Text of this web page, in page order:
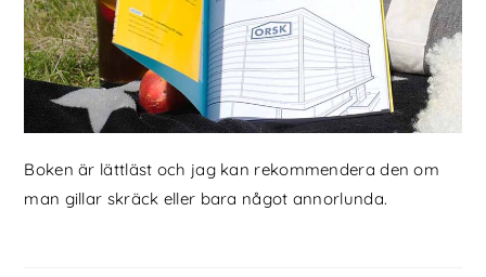
Boken är lättläst och jag kan rekommendera den om
man gillar skräck eller bara något annorlunda.